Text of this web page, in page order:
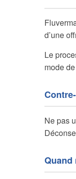
d’une
Le
mode
Ne pas
Quand